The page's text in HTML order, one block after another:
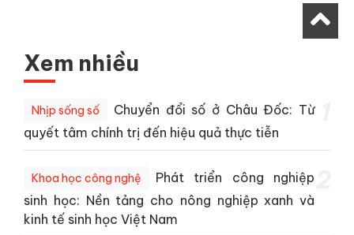
Xem nhiều
Nhịp sống số
Chuyển đổi số ở Châu Đốc: Từ
quyết tâm chính trị đến hiệu quả thực tiễn
Khoa học công nghệ
Phát triển công nghiệp
sinh học: Nền tảng cho nông nghiệp xanh và
kinh tế sinh học Việt Nam